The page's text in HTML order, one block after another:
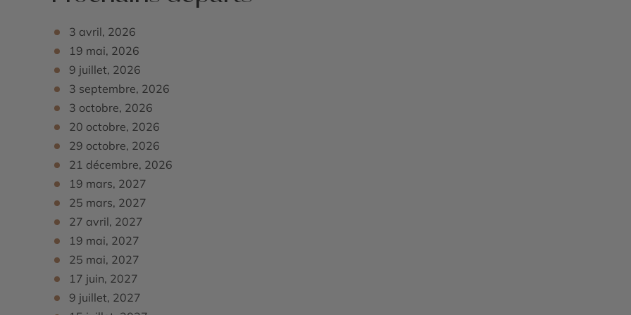
3 avril, 2026
19 mai, 2026
9 juillet, 2026
3 septembre, 2026
3 octobre, 2026
20 octobre, 2026
29 octobre, 2026
21 décembre, 2026
19 mars, 2027
25 mars, 2027
27 avril, 2027
19 mai, 2027
25 mai, 2027
17 juin, 2027
9 juillet, 2027